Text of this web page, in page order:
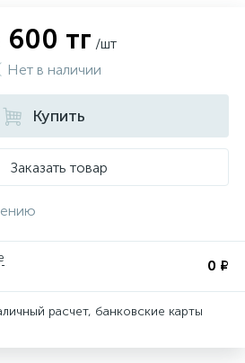
600 тг /шт
Нет в наличии
Купить
Заказать товар
0 ₽
расчет, банковские карты